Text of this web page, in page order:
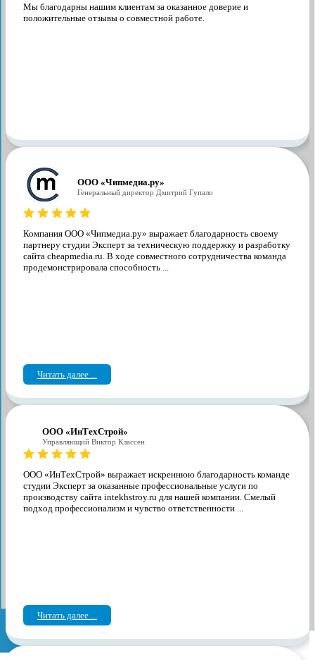
Мы благодарны нашим клиентам за оказанное доверие и
положительные отзывы о совместной работе.
ООО «Чипмедиа.ру»
Генеральный директор Дмитрий Гупало
Компания ООО «Чипмедиа.ру» выражает благодарность своему
партнеру студии Эксперт за техническую поддержку и разработку
сайта cheapmedia.ru. В ходе совместного сотрудничества команда
продемонстрировала способность ...
Читать далее ...
ООО «ИнТехСтрой»
Управляющий Виктор Классен
ООО «ИнТехСтрой» выражает искреннюю благодарность команде
студии Эксперт за оказанные профессиональные услуги по
производству сайта intekhstroy.ru для нашей компании. Смелый
подход профессионализм и чувство ответственности ...
Читать далее ...